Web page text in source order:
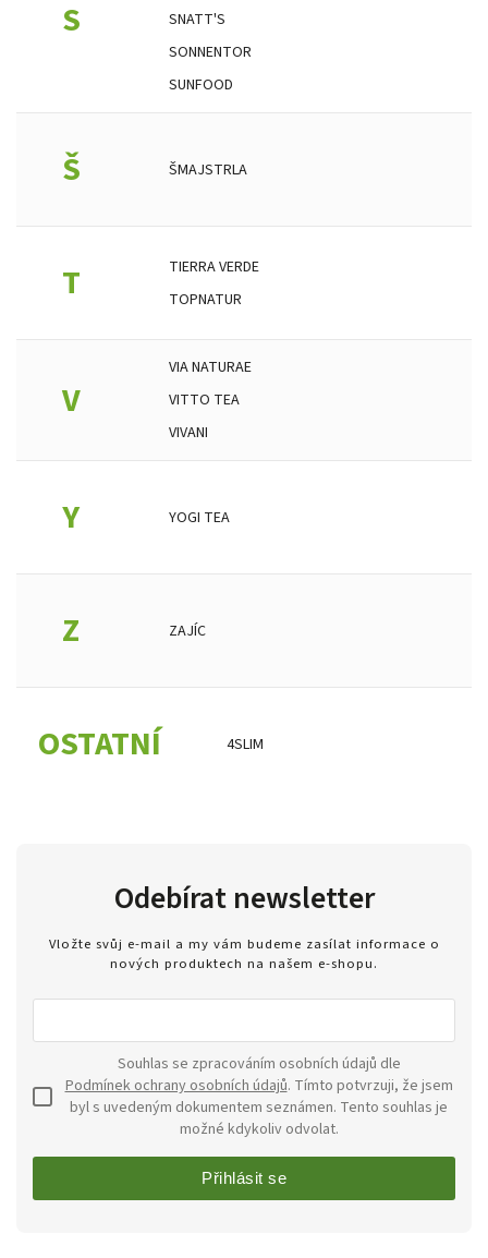
S
SNATT'S
SONNENTOR
SUNFOOD
Š ŠMAJSTRLA
T
TIERRA VERDE
TOPNATUR
V
VIA NATURAE
VITTO TEA
VIVANI
Y YOGI TEA
Z ZAJÍC
OSTATNÍ 4SLIM
Odebírat newsletter
Vložte svůj e-mail a my vám budeme zasílat informace o
nových produktech na našem e-shopu.
Podmínek ochrany osobních údajů. Tímto potvrzuji, že jsem
byl s uvedeným dokumentem seznámen. Tento souhlas je
možné kdykoliv odvolat.
Přihlásit se